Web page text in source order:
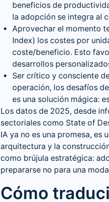
beneficios de
la adopción se integra al
Aprovechar el momento
Index) los costes por
coste/beneficio. Esto
desarrollos
Ser crítico y consciente
operación, los desafíos
es una solución mágica:
Los datos de 2025, desde
sectoriales como State of
IA ya no es una promesa, es
arquitectura y la
como brújula estratégica:
prepararse no para una
Cómo